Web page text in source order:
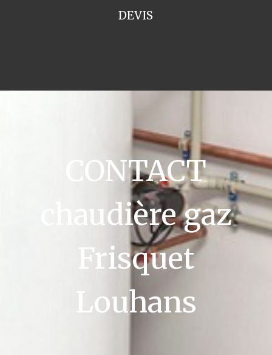
DEVIS
CONTACT
chaudière gaz
Frisquet
Louhans